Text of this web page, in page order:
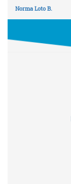
Norma Loto B.